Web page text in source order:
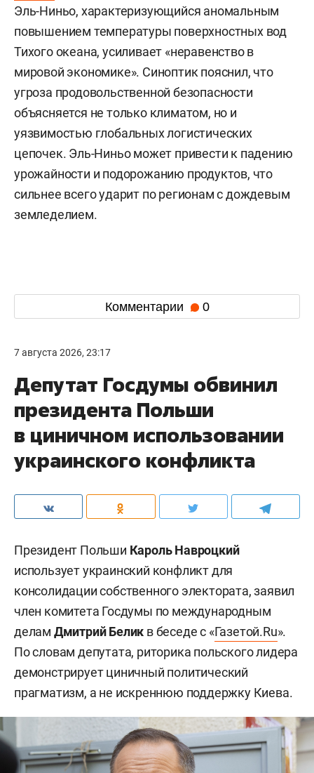
Эль-Ниньо, характеризующийся аномальным
повышением температуры поверхностных вод
Тихого океана, усиливает «неравенство в
мировой экономике». Синоптик пояснил, что
угроза продовольственной безопасности
объясняется не только климатом, но и
уязвимостью глобальных логистических
цепочек. Эль-Ниньо может привести к падению
урожайности и подорожанию продуктов, что
сильнее всего ударит по регионам с дождевым
земледелием.
Комментарии 0
7 августа 2026, 23:17
Депутат Госдумы обвинил
президента Польши
в циничном использовании
украинского конфликта
Президент Польши Кароль Навроцкий
использует украинский конфликт для
консолидации собственного электората, заявил
член комитета Госдумы по международным
делам Дмитрий Белик в беседе с «Газетой.Ru».
По словам депутата, риторика польского лидера
демонстрирует циничный политический
прагматизм, а не искреннюю поддержку Киева.